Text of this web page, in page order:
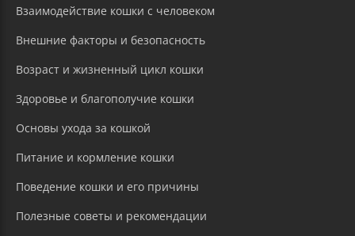
Взаимодействие кошки с человеком
Внешние факторы и безопасность
Возраст и жизненный цикл кошки
Здоровье и благополучие кошки
Основы ухода за кошкой
Питание и кормление кошки
Поведение кошки и его причины
Полезные советы и рекомендации